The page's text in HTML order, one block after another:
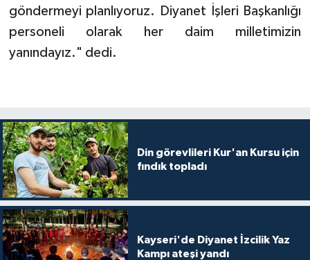
göndermeyi planlıyoruz. Diyanet İşleri Başkanlığı
personeli olarak her daim milletimizin
yanındayız." dedi.
Din görevlileri Kur'an Kursu için
fındık topladı
Kayseri'de Diyanet İzcilik Yaz
Kampı ateşi yandı
Isparta Müftülüğü
Kahramanmaraş Müftülüğü
Karabük Müftülüğü
Karaman Müftülüğü
Kars Müftülüğü